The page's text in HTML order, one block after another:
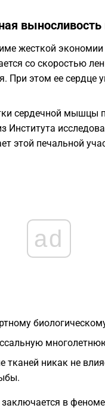
выносливость
жесткой
со скоростью
При этом ее сердце
сердечной мышцы
Института
этой печальной
ad
тканей никак не
в